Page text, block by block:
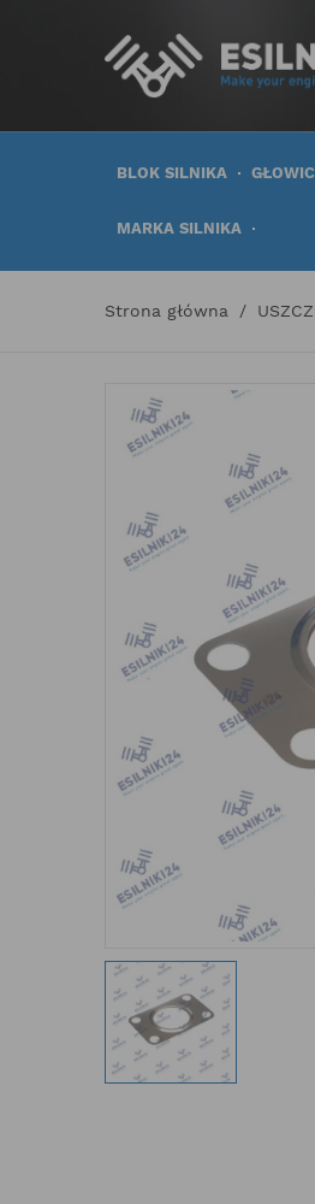
BLOK SILNIKA
MARKA SILNIKA
Strona główna